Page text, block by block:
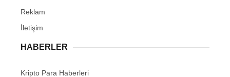
Reklam
İletişim
HABERLER
Kripto Para Haberleri